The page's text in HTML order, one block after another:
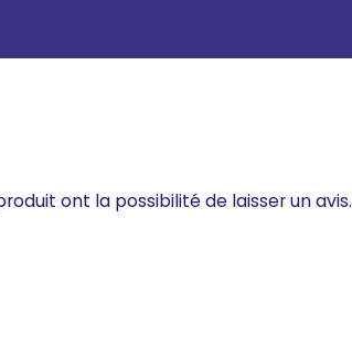
ont la possibilité de laisser un avis.